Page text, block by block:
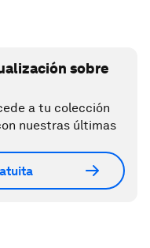
sobre
a tu colección
nuestras últimas